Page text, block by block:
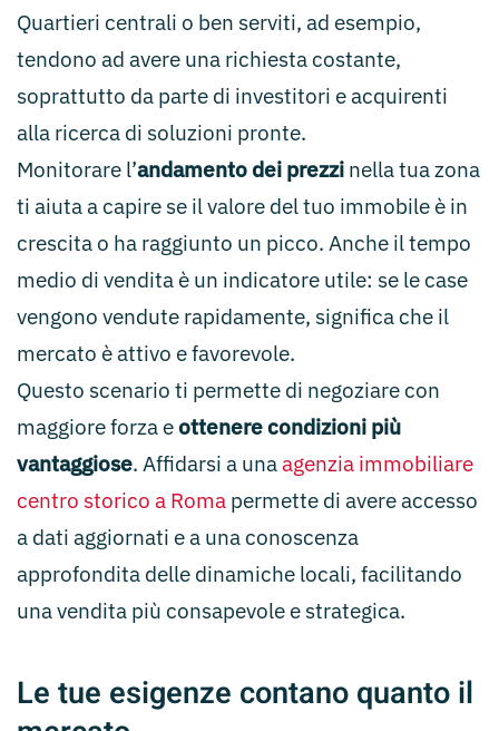
Quartieri centrali o ben serviti, ad esempio,
tendono ad avere una richiesta costante,
soprattutto da parte di investitori e acquirenti
alla ricerca di soluzioni pronte.
Monitorare l’andamento dei prezzi nella tua zona
ti aiuta a capire se il valore del tuo immobile è in
crescita o ha raggiunto un picco. Anche il tempo
medio di vendita è un indicatore utile: se le case
vengono vendute rapidamente, significa che il
mercato è attivo e favorevole.
Questo scenario ti permette di negoziare con
maggiore forza eottenere condizioni più
vantaggiose. Affidarsi a una agenzia immobiliare
centro storico a Roma permette di avere accesso
a dati aggiornati e a una conoscenza
approfondita delle dinamiche locali, facilitando
una vendita più consapevole e strategica.
Le tue esigenze contano quanto il